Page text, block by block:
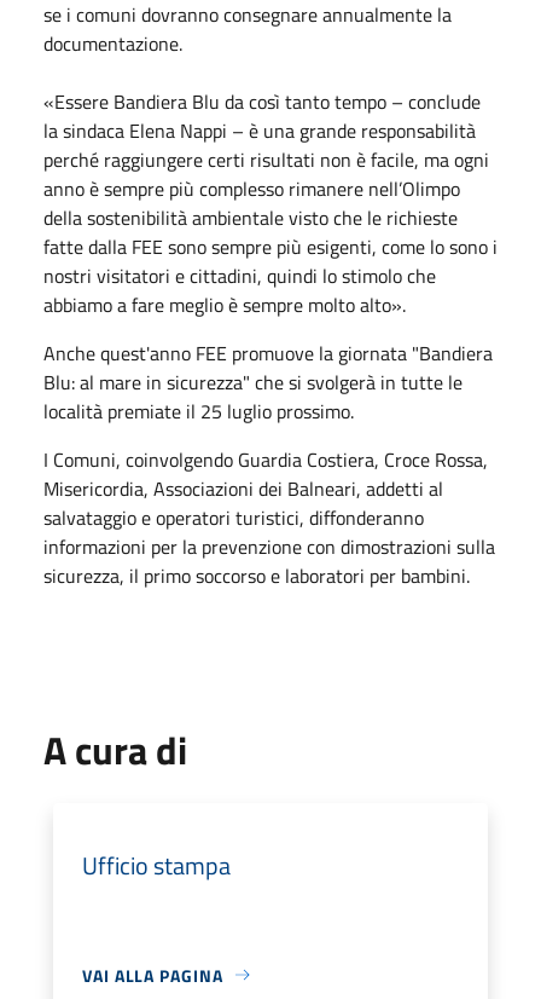
se i comuni dovranno consegnare annualmente la
documentazione.
«Essere Bandiera Blu da così tanto tempo – conclude
la sindaca Elena Nappi – è una grande responsabilità
perché raggiungere certi risultati non è facile, ma ogni
anno è sempre più complesso rimanere nell’Olimpo
della sostenibilità ambientale visto che le richieste
fatte dalla FEE sono sempre più esigenti, come lo sono i
nostri visitatori e cittadini, quindi lo stimolo che
abbiamo a fare meglio è sempre molto alto».
Anche quest'anno FEE promuove la giornata "Bandiera
Blu: al mare in sicurezza" che si svolgerà in tutte le
località premiate il 25 luglio prossimo.
I Comuni, coinvolgendo Guardia Costiera, Croce Rossa,
Misericordia, Associazioni dei Balneari, addetti al
salvataggio e operatori turistici, diffonderanno
informazioni per la prevenzione con dimostrazioni sulla
sicurezza, il primo soccorso e laboratori per bambini.
A cura di
Ufficio stampa
VAI ALLA PAGINA